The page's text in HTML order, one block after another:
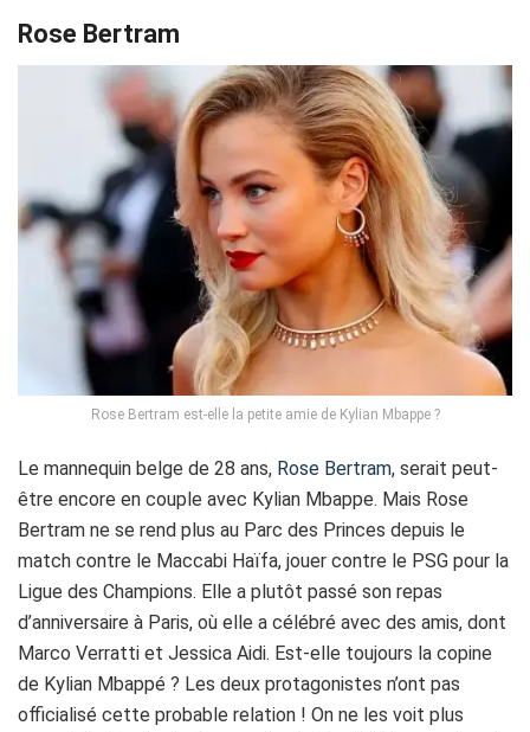
Rose Bertram
Rose Bertram est-elle la petite amie de Kylian Mbappe ?
Le mannequin belge de 28 ans, Rose Bertram, serait peut-
être encore en couple avec Kylian Mbappe. Mais Rose
Bertram ne se rend plus au Parc des Princes depuis le
match contre le Maccabi Haïfa, jouer contre le PSG pour la
Ligue des Champions. Elle a plutôt passé son repas
d’anniversaire à Paris, où elle a célébré avec des amis, dont
Marco Verratti et Jessica Aidi. Est-elle toujours la copine
de Kylian Mbappé ? Les deux protagonistes n’ont pas
officialisé cette probable relation ! On ne les voit plus